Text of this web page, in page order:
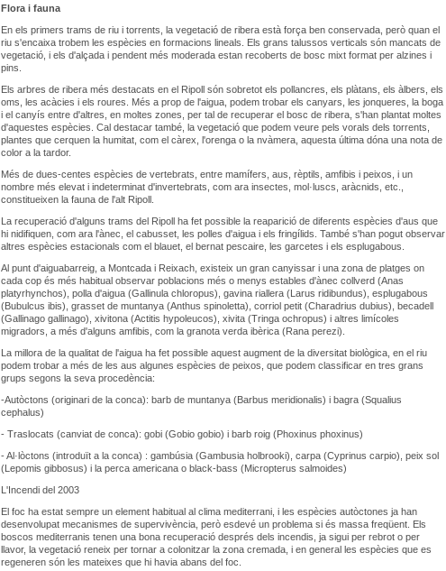
Flora i fauna
En els primers trams de riu i torrents, la vegetació de ribera està força ben conservada, però quan el
riu s'encaixa trobem les espècies en formacions lineals. Els grans talussos verticals són mancats de
vegetació, i els d'alçada i pendent més moderada estan recoberts de bosc mixt format per alzines i
pins.
Els arbres de ribera més destacats en el Ripoll són sobretot els pollancres, els plàtans, els àlbers, els
oms, les acàcies i els roures. Més a prop de l'aigua, podem trobar els canyars, les jonqueres, la boga
i el canyís entre d'altres, en moltes zones, per tal de recuperar el bosc de ribera, s'han plantat moltes
d'aquestes espècies. Cal destacar també, la vegetació que podem veure pels vorals dels torrents,
plantes que cerquen la humitat, com el càrex, l'orenga o la nvàmera, aquesta última dóna una nota de
color a la tardor.
Més de dues-centes espècies de vertebrats, entre mamífers, aus, rèptils, amfibis i peixos, i un
nombre més elevat i indeterminat d'invertebrats, com ara insectes, mol·luscs, aràcnids, etc.,
constitueixen la fauna de l'alt Ripoll.
La recuperació d'alguns trams del Ripoll ha fet possible la reaparició de diferents espècies d'aus que
hi nidifiquen, com ara l'ànec, el cabusset, les polles d'aigua i els fringílids. També s'han pogut observar
altres espècies estacionals com el blauet, el bernat pescaire, les garcetes i els esplugabous.
Al punt d'aiguabarreig, a Montcada i Reixach, existeix un gran canyissar i una zona de platges on
cada cop és més habitual observar poblacions més o menys estables d'ànec collverd (Anas
platyrhynchos), polla d'aigua (Gallinula chloropus), gavina riallera (Larus ridibundus), esplugabous
(Bubulcus ibis), grasset de muntanya (Anthus spinoletta), corriol petit (Charadrius dubius), becadell
(Gallinago gallinago), xivitona (Actitis hypoleucos), xivita (Tringa ochropus) i altres limícoles
migradors, a més d'alguns amfibis, com la granota verda ibèrica (Rana perezi).
La millora de la qualitat de l'aigua ha fet possible aquest augment de la diversitat biològica, en el riu
podem trobar a més de les aus algunes espècies de peixos, que podem classificar en tres grans
grups segons la seva procedència:
-Autòctons (originari de la conca): barb de muntanya (Barbus meridionalis) i bagra (Squalius
cephalus)
- Traslocats (canviat de conca): gobi (Gobio gobio) i barb roig (Phoxinus phoxinus)
- Al·lòctons (introduït a la conca) : gambúsia (Gambusia holbrooki), carpa (Cyprinus carpio), peix sol
(Lepomis gibbosus) i la perca americana o black-bass (Micropterus salmoides)
L'Incendi del 2003
El foc ha estat sempre un element habitual al clima mediterrani, i les espècies autòctones ja han
desenvolupat mecanismes de supervivència, però esdevé un problema si és massa freqüent. Els
boscos mediterranis tenen una bona recuperació després dels incendis, ja sigui per rebrot o per
llavor, la vegetació reneix per tornar a colonitzar la zona cremada, i en general les espècies que es
regeneren són les mateixes que hi havia abans del foc.